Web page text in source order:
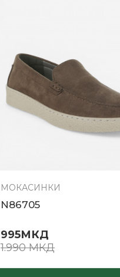
МОКАСИНКИ
N86705
995МКД
1.990МКД